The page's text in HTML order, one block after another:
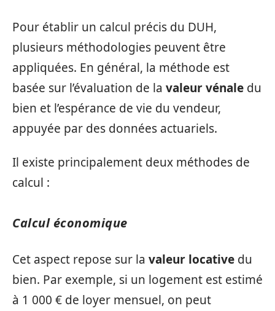
Pour établir un calcul précis du DUH,
plusieurs méthodologies peuvent être
appliquées. En général, la méthode est
basée sur l’évaluation de la valeur vénale du
bien et l’espérance de vie du vendeur,
appuyée par des données actuariels.
Il existe principalement deux méthodes de
calcul :
Calcul économique
Cet aspect repose sur la valeur locative du
bien. Par exemple, si un logement est estimé
à 1 000 € de loyer mensuel, on peut